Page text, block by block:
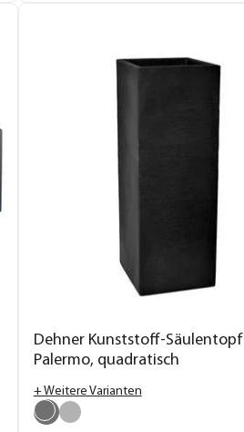
Dehner Kunststoff-Säulentopf
Palermo, quadratisch
+ Weitere Varianten